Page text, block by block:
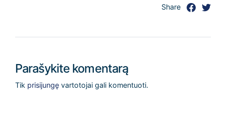
Share
Parašykite komentarą
Tik prisijungęvartotojai gali komentuoti.